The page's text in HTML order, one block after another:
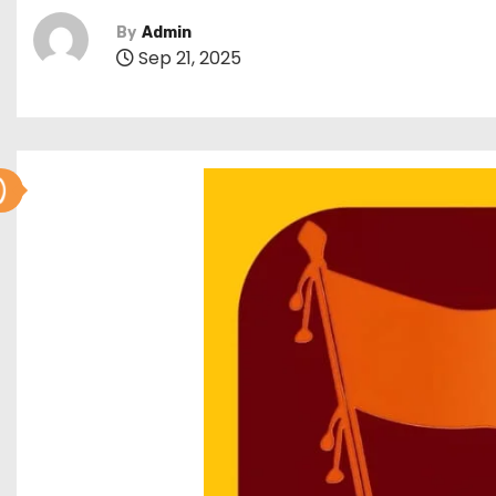
By Admin
Sep 21, 2025